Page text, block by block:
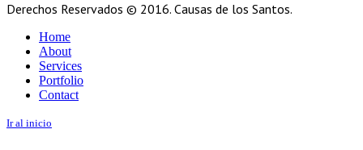
Derechos Reservados © 2016. Causas de los Santos.
Home
About
Services
Portfolio
Contact
Ir al inicio